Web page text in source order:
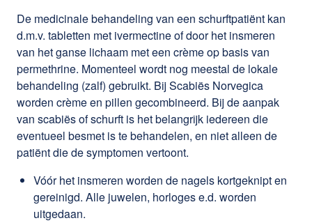
De medicinale behandeling van een schurftpatiënt kan
d.m.v. tabletten met ivermectine of door het insmeren
van het ganse lichaam met een crème op basis van
permethrine. Momenteel wordt nog meestal de lokale
behandeling (zalf) gebruikt. Bij Scabiës Norvegica
worden crème en pillen gecombineerd. Bij de aanpak
van scabiës of schurft is het belangrijk iedereen die
eventueel besmet is te behandelen, en niet alleen de
patiënt die de symptomen vertoont.
Vóór het insmeren worden de nagels kortgeknipt en
gereinigd. Alle juwelen, horloges e.d. worden
uitgedaan.